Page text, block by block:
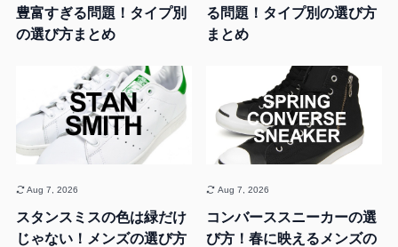
豊富すぎる問題！タイプ別
の選び方まとめ
る問題！タイプ別の選び方
まとめ
スタンスミスの色は緑だけ
じゃない！メンズの選び方
Aug 7, 2026
コンバーススニーカーの選
び方！春に映えるメンズの
Aug 7, 2026